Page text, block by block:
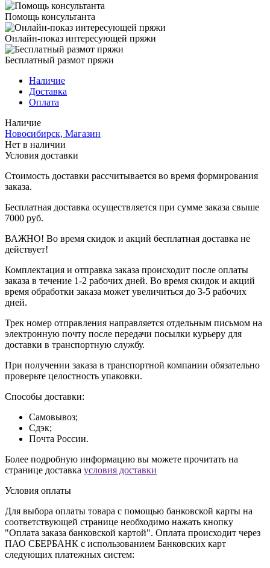
Помощь консультанта
Онлайн-показ интересующей пряжи
Бесплатный размот пряжи
Наличие
Доставка
Оплата
Наличие
Новосибирск, Магазин
Нет в наличии
Условия доставки
Стоимость доставки рассчитывается во время формирования
заказа.
Бесплатная доставка осуществляется при сумме заказа свыше
7000 руб.
ВАЖНО! Во время скидок и акций бесплатная доставка не
действует!
Комплектация и отправка заказа происходит после оплаты
заказа в течение 1-2 рабочих дней. Во время скидок и акций
время обработки заказа может увеличиться до 3-5 рабочих
дней.
Трек номер отправления направляется отдельным письмом на
электронную почту после передачи посылки курьеру для
доставки в транспортную службу.
При получении заказа в транспортной компании обязательно
проверьте целостность упаковки.
Способы доставки:
Самовывоз;
Сдэк;
Почта России.
Более подробную информацию вы можете прочитать на
странице доставка условия доставки
Условия оплаты
Для выбора оплаты товара с помощью банковской карты на
соответствующей странице необходимо нажать кнопку
"Оплата заказа банковской картой". Оплата происходит через
ПАО СБЕРБАНК с использованием Банковских карт
следующих платежных систем: